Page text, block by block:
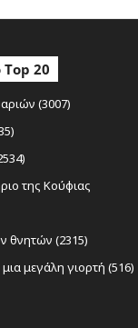
Top 20
(3007)
της Κούφιας
θνητών (2315)
μεγάλη γιορτή (516)